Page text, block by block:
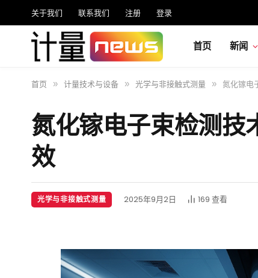
关于我们 联系我们 注册 登录
首页 新闻
首页 » 计量技术与设备 » 光学与非接触式测量 » 氮化镓电
氮化镓电子束检测
效
光学与非接触式测量 2025年9月2日 169查看